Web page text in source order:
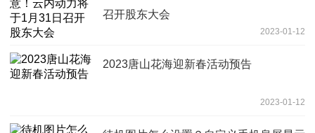
召开股东大会
2023-01-12
2023唐山花海迎新春活动预告
2023-01-12